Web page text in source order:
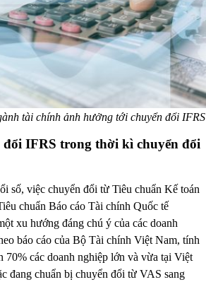
tài chính ảnh hưởng tới chuyển đổi IFRS
IFRS trong thời kì chuyển đổi
số, việc chuyển đổi từ Tiêu chuẩn Kế toán
chuẩn Báo cáo Tài chính Quốc tế
xu hướng đáng chú ý của các doanh
báo cáo của Bộ Tài chính Việt Nam, tính
70% các doanh nghiệp lớn và vừa tại Việt
đang chuẩn bị chuyển đổi từ VAS sang